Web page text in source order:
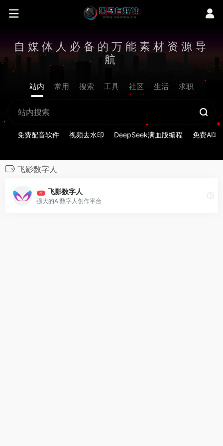
自媒体人必备的万能素材资源导
航
站内 常用 搜索 工具 社区 生活 求职
免费配音软件 视频去水印 DeepSeek满血版编程 免费AI写
飞影数字人
荐 飞影数字人
强大的AI数字人创作平台